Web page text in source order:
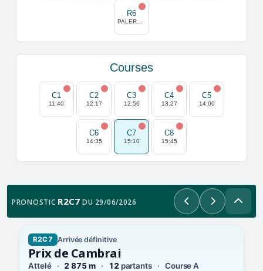
R6
Courses
C1
11:40
C2
12:17
C3
12:56
C4
13:27
C5
14:00
C6
14:35
C7
15:10
C8
15:45
PRONOSTIC R2C7 DU 29/06/2026 PrécédentSuivant
R2C7 Arrivée définitive
Prix de Cambrai
Attelé 2 875 m 12 partants Course A